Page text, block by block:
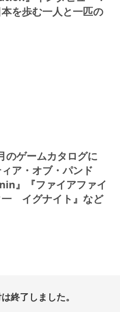
を歩む一人と一匹の
ゲームカタログに
ア・オブ・パンド
』『ファイアファイ
一 イグナイト』など
終了しました。